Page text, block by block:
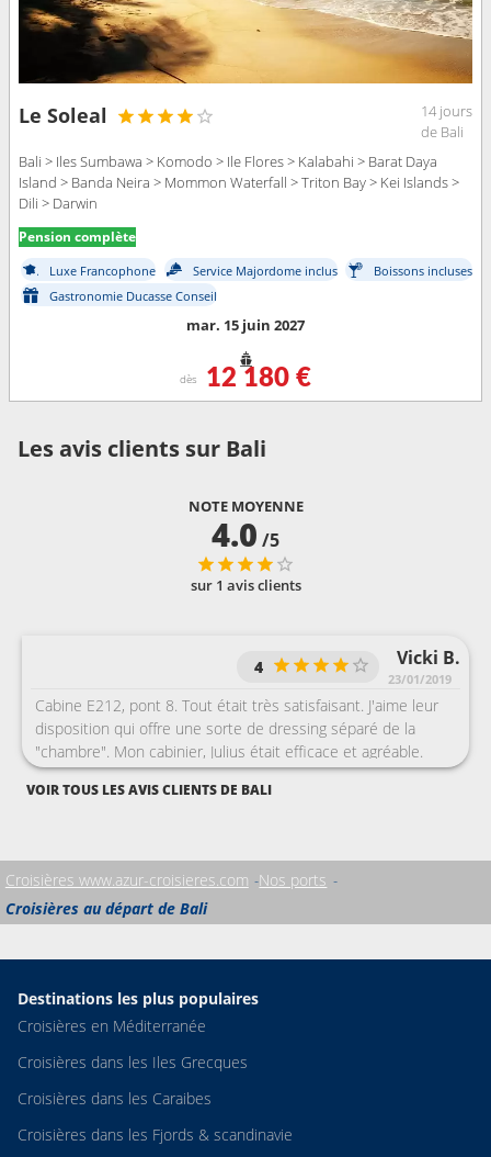
Le Soleal
14 jours
de Bali
Bali > Iles Sumbawa > Komodo > Ile Flores > Kalabahi > Barat Daya
Island > Banda Neira > Mommon Waterfall > Triton Bay > Kei Islands >
Dili > Darwin
Pension complète
Luxe Francophone Service Majordome inclus
Boissons incluses
Gastronomie Ducasse Conseil
mar. 15 juin 2027
dès 12 180 €
Les avis clients sur Bali
NOTE MOYENNE
4.0 /5
sur 1 avis clients
Vicki B.
23/01/2019
4
Cabine E212, pont 8. Tout était très satisfaisant. J'aime leur
disposition qui offre une sorte de dressing séparé de la
"chambre". Mon cabinier, Julius était efficace et agréable.
Restauration, en dessous de ma croisière précédente sur le
Regal.
VOIR TOUS LES AVIS CLIENTS DE BALI
Croisières www.azur-croisieres.com Nos ports
Croisières au départ de Bali
Destinations les plus populaires
Croisières en Méditerranée
Croisières dans les Iles Grecques
Croisières dans les Caraibes
Croisières dans les Fjords & scandinavie